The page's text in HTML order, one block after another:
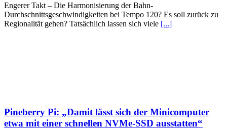
Engerer Takt – Die Harmonisierung der Bahn-
Durchschnittsgeschwindigkeiten bei Tempo 120? Es soll zurück zu
Regionalität gehen? Tatsächlich lassen sich viele [...]
Pineberry Pi: „Damit lässt sich der Minicomputer
etwa mit einer schnellen NVMe-SSD ausstatten“